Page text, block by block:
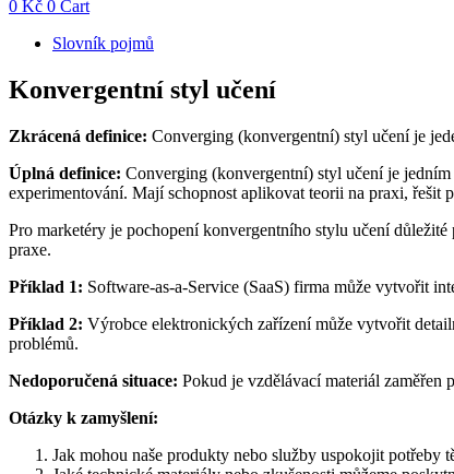
0 Kč 0 Cart
Slovník pojmů
Konvergentní styl učení
Zkrácená definice: Converging (konvergentní) styl učení je
Úplná definice: Converging (konvergentní) styl učení je
experimentování. Mají schopnost aplikovat teorii na praxi, řešit
Pro marketéry je pochopení konvergentního stylu učení
praxe.
Příklad 1: Software-as-a-Service (SaaS) firma může vytvořit
Příklad 2: Výrobce elektronických zařízení může vytvořit
problémů.
Nedoporučená situace: Pokud je vzdělávací materiál
Otázky k zamyšlení:
Jak mohou naše produkty nebo služby uspokojit potřeby